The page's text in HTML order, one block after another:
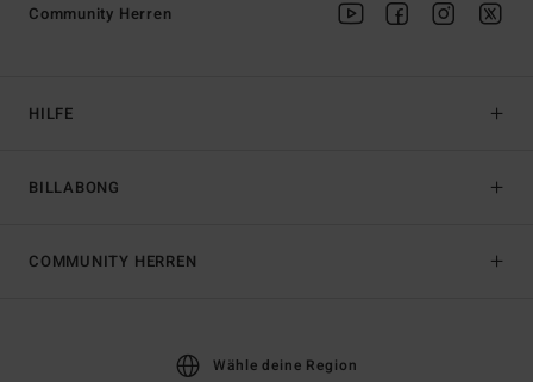
HILFE
BILLABONG
Community Herren
COMMUNITY HERREN
Wähle deine Region